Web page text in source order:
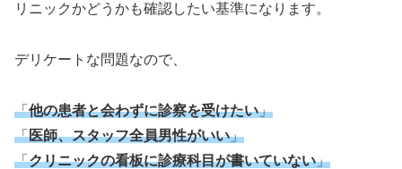
リニックかどうかも確認したい基準になります。
デリケートな問題なので、
「他の患者と会わずに診察を受けたい」
「医師、スタッフ全員男性がいい」
「クリニックの看板に診療科目が書いていない」